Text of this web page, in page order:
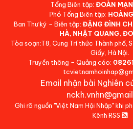
Tổng Biên tập: ĐOÀN
Phó Tổng Biên tập:
Ban Thư ký - Biên tập: ĐẶNG ĐÌNH
HÀ, NHẬT QUANG,
Tòa soạn:T8, Cung Trí thức Thành phố,
Giấy, Hà Nội.
Truyền thông - Quảng cáo:
Email nhận bài Nghiên
Ghi rõ nguồn "Việt Nam Hội Nhập" khi
Kênh RSS